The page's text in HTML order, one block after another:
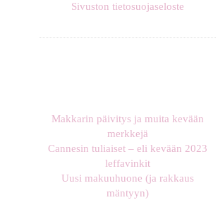
Sivuston tietosuojaseloste
Makkarin päivitys ja muita kevään
merkkejä
Cannesin tuliaiset – eli kevään 2023
leffavinkit
Uusi makuuhuone (ja rakkaus
mäntyyn)